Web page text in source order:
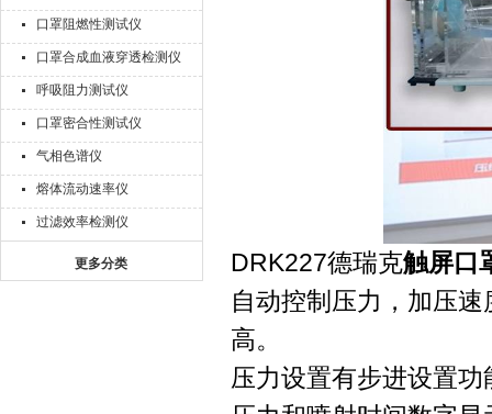
口罩阻燃性测试仪
口罩合成血液穿透检测仪
呼吸阻力测试仪
口罩密合性测试仪
气相色谱仪
熔体流动速率仪
过滤效率检测仪
更多分类 DRK227德瑞克触屏口
自动控制压力，加压
高。
压力设置有步进设置